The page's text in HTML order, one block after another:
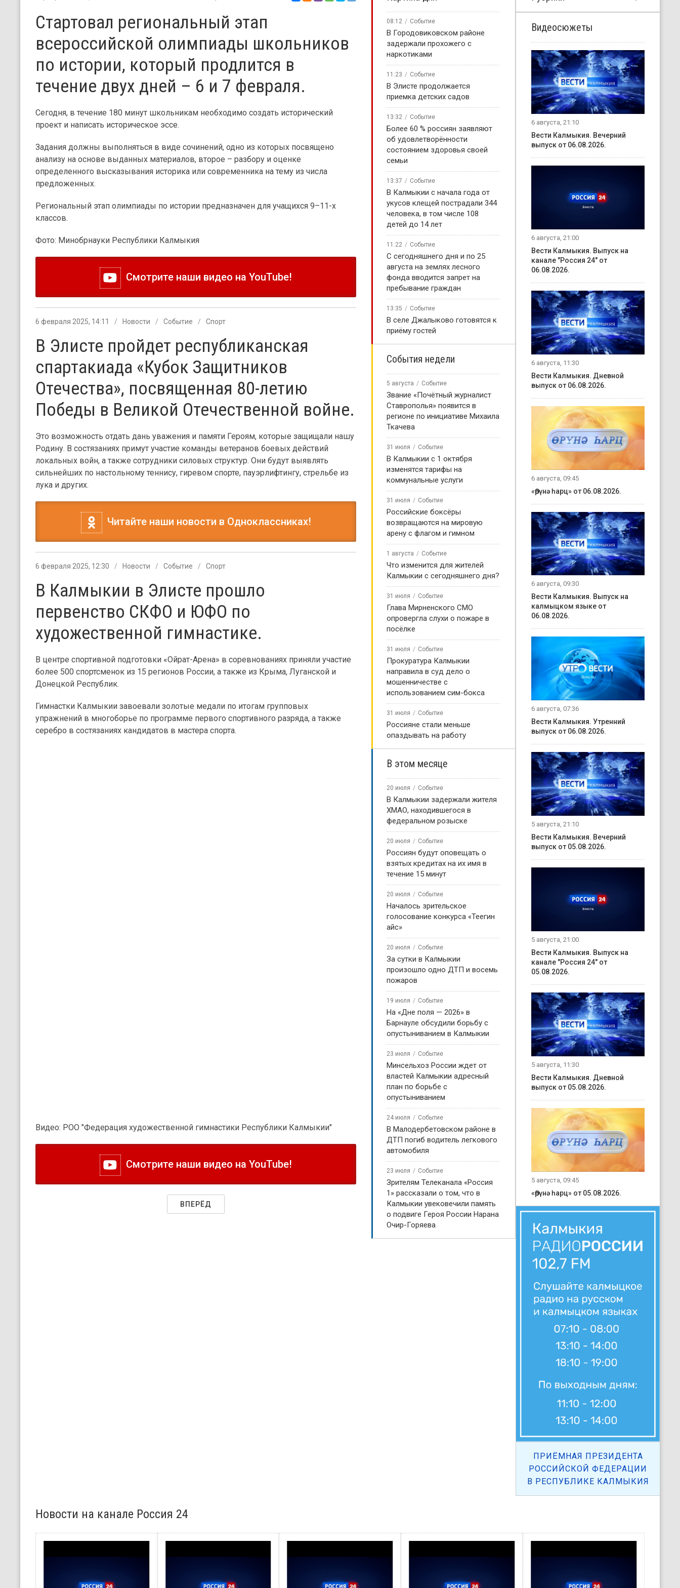
Стартовал региональный этап
всероссийской олимпиады школьников
по истории, который продлится в
течение двух дней – 6 и 7 февраля.
Сегодня, в течение 180 минут школьникам необходимо создать исторический
проект и написать историческое эссе.
Задания должны выполняться в виде сочинений, одно из которых посвящено
анализу на основе выданных материалов, второе – разбору и оценке
определенного высказывания историка или современника на тему из числа
предложенных.
Региональный этап олимпиады по истории предназначен для учащихся 9–11-х
классов.
Фото: Минобрнауки Республики Калмыкия
Смотрите наши видео на YouTube!
6 февраля 2025, 14:11 Новости Событие Спорт
В Элисте пройдет республиканская
спартакиада «Кубок Защитников
Отечества», посвященная 80-летию
Победы в Великой Отечественной войне.
Это возможность отдать дань уважения и памяти Героям, которые защищали нашу
Родину. В состязаниях примут участие команды ветеранов боевых действий
локальных войн, а также сотрудники силовых структур. Они будут выявлять
сильнейших по настольному теннису, гиревом спорте, пауэрлифтингу, стрельбе из
лука и других.
Читайте наши новости в Одноклассниках!
6 февраля 2025, 12:30 Новости Событие Спорт
В Калмыкии в Элисте прошло
первенство СКФО и ЮФО по
художественной гимнастике.
В центре спортивной подготовки «Ойрат-Арена» в соревнованиях приняли участие
более 500 спортсменок из 15 регионов России, а также из Крыма, Луганской и
Донецкой Республик.
Гимнастки Калмыкии завоевали золотые медали по итогам групповых
упражнений в многоборье по программе первого спортивного разряда, а также
серебро в состязаниях кандидатов в мастера спорта.
Видео: РОО "Федерация художественной гимнастики Республики Калмыкии"
Смотрите наши видео на YouTube!
ВПЕРЁД
08:12 Событие
В Городовиковском районе
задержали прохожего с
наркотиками
11:23 Событие
В Элисте продолжается
приемка детских садов
13:32 Событие
Более 60 % россиян заявляют
об удовлетворённости
состоянием здоровья своей
семьи
13:37 Событие
В Калмыкии с начала года от
укусов клещей пострадали 344
человека, в том числе 108
детей до 14 лет
11:22 Событие
С сегодняшнего дня и по 25
августа на землях лесного
фонда вводится запрет на
пребывание граждан
13:35 Событие
В селе Джалыково готовятся к
приёму гостей
События недели
5 августа Событие
Звание «Почётный журналист
Ставрополья» появится в
регионе по инициативе Михаила
Ткачева
31 июля Событие
В Калмыкии с 1 октября
изменятся тарифы на
коммунальные услуги
31 июля Событие
Российские боксёры
возвращаются на мировую
арену с флагом и гимном
1 августа Событие
Что изменится для жителей
Калмыкии с сегодняшнего дня?
31 июля Событие
Глава Мирненского СМО
опровергла слухи о пожаре в
посёлке
31 июля Событие
Прокуратура Калмыкии
направила в суд дело о
мошенничестве с
использованием сим-бокса
31 июля Событие
Россияне стали меньше
опаздывать на работу
В этом месяце
20 июля Событие
В Калмыкии задержали жителя
ХМАО, находившегося в
федеральном розыске
20 июля Событие
Россиян будут оповещать о
взятых кредитах на их имя в
течение 15 минут
20 июля Событие
Началось зрительское
голосование конкурса «Теегин
айс»
20 июля Событие
За сутки в Калмыкии
произошло одно ДТП и восемь
пожаров
19 июля Событие
На «Дне поля — 2026» в
Барнауле обсудили борьбу с
опустыниванием в Калмыкии
23 июля Событие
Минсельхоз России ждет от
властей Калмыкии адресный
план по борьбе с
опустыниванием
24 июля Событие
В Малодербетовском районе в
ДТП погиб водитель легкового
автомобиля
23 июля Событие
Зрителям Телеканала «Россия
1» рассказали о том, что в
Калмыкии увековечили память
о подвиге Героя России Нарана
Очир-Горяева
Видеосюжеты
6 августа, 21:10
Вести Калмыкия. Вечерний
выпуск от 06.08.2026.
6 августа, 21:00
Вести Калмыкия. Выпуск на
канале "Россия 24" от
06.08.2026.
6 августа, 11:30
Вести Калмыкия. Дневной
выпуск от 06.08.2026.
6 августа, 09:45
«Өрүнә һарц» от 06.08.2026.
6 августа, 09:30
Вести Калмыкия. Выпуск на
калмыцком языке от
06.08.2026.
6 августа, 07:36
Вести Калмыкия. Утренний
выпуск от 06.08.2026.
5 августа, 21:10
Вести Калмыкия. Вечерний
выпуск от 05.08.2026.
5 августа, 21:00
Вести Калмыкия. Выпуск на
канале "Россия 24" от
05.08.2026.
5 августа, 11:30
Вести Калмыкия. Дневной
выпуск от 05.08.2026.
5 августа, 09:45
«Өрүнә һарц» от 05.08.2026.
ПРИЁМНАЯ ПРЕЗИДЕНТА
РОССИЙСКОЙ ФЕДЕРАЦИИ
В РЕСПУБЛИКЕ КАЛМЫКИЯ
Новости на канале Россия 24